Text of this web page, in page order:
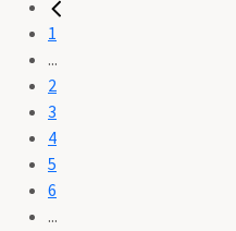
1
...
2
3
4
5
6
...